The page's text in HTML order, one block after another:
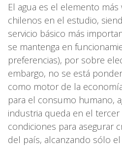
El agua es el elemento
chilenos en el estudio,
servicio básico más
se mantenga en
preferencias), por sobre
embargo, no se está
como motor de la
para el consumo humano,
industria queda en el tercer
condiciones para asegurar
del país, alcanzando sólo